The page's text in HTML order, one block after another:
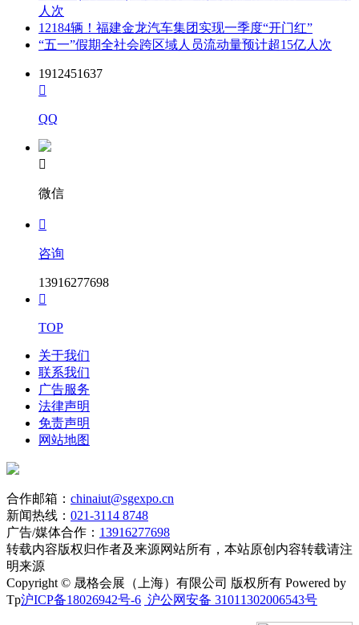
人次
12184辆！福建金龙汽车集团实现一季度“开门红”
“五一”假期全社会跨区域人员流动量预计超15亿人次
1912451637

QQ

微信

咨询
13916277698

TOP
关于我们
联系我们
广告服务
法律声明
免责声明
网站地图
合作邮箱： chinaiut@sgexpo.cn
新闻热线： 021-3114 8748
广告/媒体合作： 13916277698
转载内容版权归作者及来源网站所有，本站原创内容转载请注
明来源
Copyright © 晟格会展（上海）有限公司 版权所有 Powered by
Tp沪ICP备18026942号-6 沪公网安备 31011302006543号